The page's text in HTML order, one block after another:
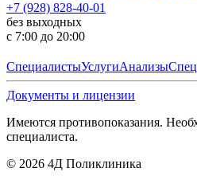
+7 (928) 828-40-01
без выходных
с 7:00 до 20:00
СпециалистыУслугиАнализы
Документы и лицензии
Имеются противопоказания.
специалиста.
© 2026 4Д Поликлиника